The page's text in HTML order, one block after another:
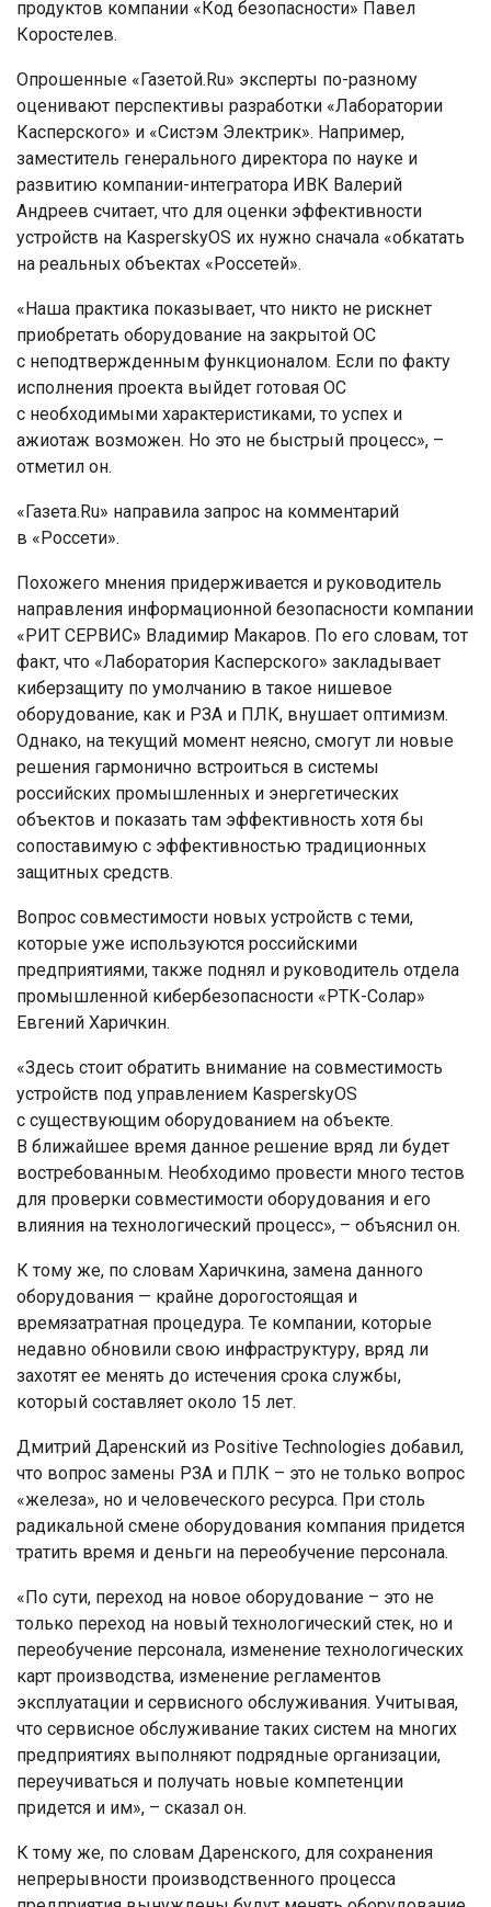
продуктов компании «Код безопасности» Павел
Коростелев.
Опрошенные «Газетой.Ru» эксперты по-разному
оценивают перспективы разработки «Лаборатории
Касперского» и «Систэм Электрик». Например,
заместитель генерального директора по науке и
развитию компании-интегратора ИВК Валерий
Андреев считает, что для оценки эффективности
устройств на KasperskyOS их нужно сначала «обкатать
на реальных объектах «Россетей».
«Наша практика показывает, что никто не рискнет
приобретать оборудование на закрытой ОС
с неподтвержденным функционалом. Если по факту
исполнения проекта выйдет готовая ОС
с необходимыми характеристиками, то успех и
ажиотаж возможен. Но это не быстрый процесс», –
отметил он.
«Газета.Ru» направила запрос на комментарий
в «Россети».
Похожего мнения придерживается и руководитель
направления информационной безопасности компании
«РИТ СЕРВИС» Владимир Макаров. По его словам, тот
факт, что «Лаборатория Касперского» закладывает
киберзащиту по умолчанию в такое нишевое
оборудование, как и РЗА и ПЛК, внушает оптимизм.
Однако, на текущий момент неясно, смогут ли новые
решения гармонично встроиться в системы
российских промышленных и энергетических
объектов и показать там эффективность хотя бы
сопоставимую с эффективностью традиционных
защитных средств.
Вопрос совместимости новых устройств с теми,
которые уже используются российскими
предприятиями, также поднял и руководитель отдела
промышленной кибербезопасности «РТК-Солар»
Евгений Харичкин.
«Здесь стоит обратить внимание на совместимость
устройств под управлением KasperskyOS
с существующим оборудованием на объекте.
В ближайшее время данное решение вряд ли будет
востребованным. Необходимо провести много тестов
для проверки совместимости оборудования и его
влияния на технологический процесс», – объяснил он.
К тому же, по словам Харичкина, замена данного
оборудования — крайне дорогостоящая и
времязатратная процедура. Те компании, которые
недавно обновили свою инфраструктуру, вряд ли
захотят ее менять до истечения срока службы,
который составляет около 15 лет.
Дмитрий Даренский из Positive Technologies добавил,
что вопрос замены РЗА и ПЛК – это не только вопрос
«железа», но и человеческого ресурса. При столь
радикальной смене оборудования компания придется
тратить время и деньги на переобучение персонала.
«По сути, переход на новое оборудование – это не
только переход на новый технологический стек, но и
переобучение персонала, изменение технологических
карт производства, изменение регламентов
эксплуатации и сервисного обслуживания. Учитывая,
что сервисное обслуживание таких систем на многих
предприятиях выполняют подрядные организации,
переучиваться и получать новые компетенции
придется и им», – сказал он.
К тому же, по словам Даренского, для сохранения
непрерывности производственного процесса